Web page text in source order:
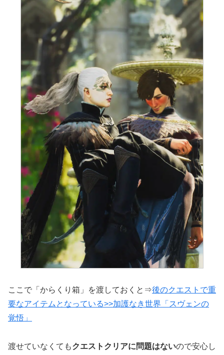
ここで「からくり箱」を渡しておくと⇒後のクエストで重
要なアイテムとなっている>>加護なき世界「スヴェンの
覚悟」
渡せていなくてもクエストクリアに問題はないので安心し